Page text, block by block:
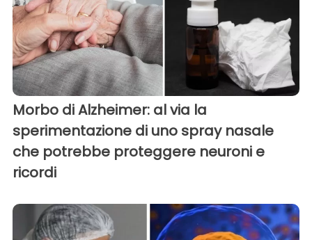
Morbo di Alzheimer: al via la
sperimentazione di uno spray nasale
che potrebbe proteggere neuroni e
ricordi